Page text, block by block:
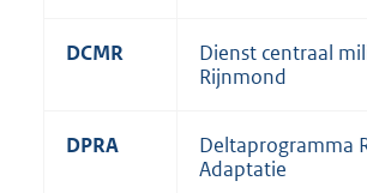
DCMR
Dienst centraal
Rijnmond
DPRA
Deltaprogramma
Adaptatie